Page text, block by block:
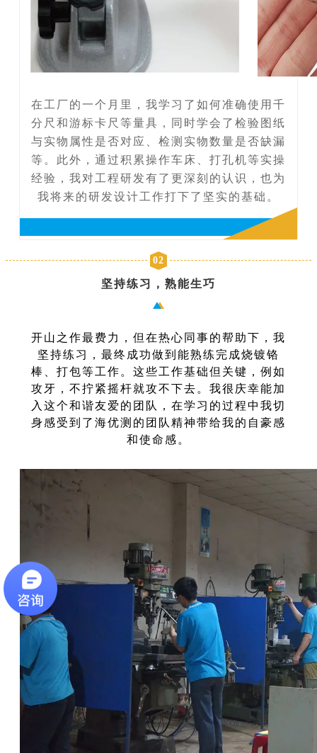
在工厂的一个月里，我学习了如何准确使用千
分尺和游标卡尺等量具，同时学会了检验图纸
与实物属性是否对应、检测实物数量是否缺漏
等。此外，通过积累操作车床、打孔机等实操
经验，我对工程研发有了更深刻的认识，也为
我将来的研发设计工作打下了坚实的基础。
02
坚持练习，熟能生巧
开山之作最费力，但在热心同事的帮助下，我
坚持练习，最终成功做到能熟练完成烧镀铬
棒、打包等工作。这些工作基础但关键，例如
攻牙，不拧紧摇杆就攻不下去。我很庆幸能加
入这个和谐友爱的团队，在学习的过程中我切
身感受到了海优测的团队精神带给我的自豪感
和使命感。